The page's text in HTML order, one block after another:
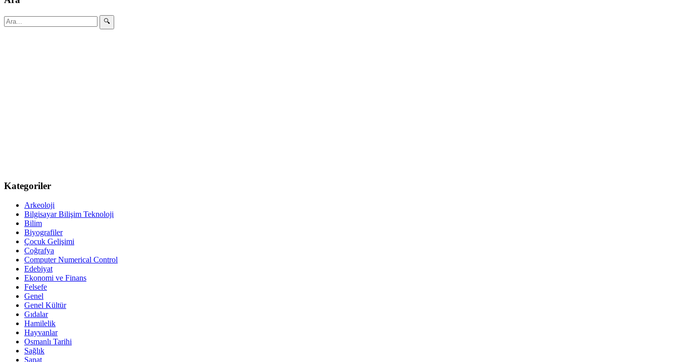
🔍
Kategoriler
Arkeoloji
Bilgisayar Bilişim Teknoloji
Bilim
Biyografiler
Çocuk Gelişimi
Coğrafya
Computer Numerical Control
Edebiyat
Ekonomi ve Finans
Felsefe
Genel
Genel Kültür
Gıdalar
Hamilelik
Hayvanlar
Osmanlı Tarihi
Sağlık
Sanat